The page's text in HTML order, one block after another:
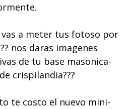
vas a meter tus fotoso por
nos daras imagenes
de tu base masonica-
crispilandia???
te costo el nuevo mini-